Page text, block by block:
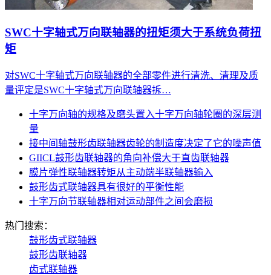
SWC十字轴式万向联轴器的扭矩须大于系统负荷扭
矩
对SWC十字轴式万向联轴器的全部零件进行清洗、清理及质
量评定是SWC十字轴式万向联轴器拆…
十字万向轴的规格及磨头置入十字万向轴轮圈的深层测
量
接中间轴鼓形齿联轴器齿轮的制造度决定了它的噪声值
GIICL鼓形齿联轴器的角向补偿大于直齿联轴器
膜片弹性联轴器转矩从主动端半联轴器输入
鼓形齿式联轴器具有很好的平衡性能
十字万向节联轴器相对运动部件之间会磨损
热门搜索：
鼓形齿式联轴器
鼓形齿联轴器
齿式联轴器